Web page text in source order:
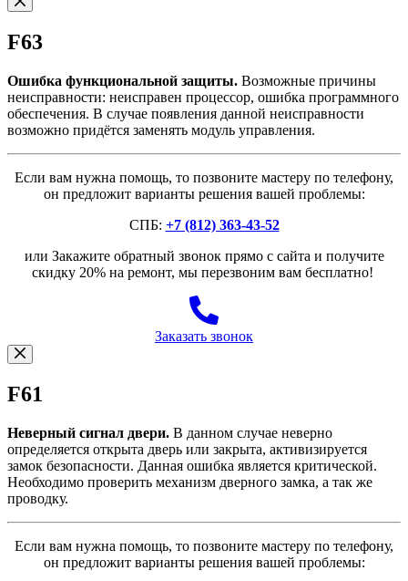
F63
Ошибка функциональной защиты. Возможные причины
неисправности: неисправен процессор, ошибка программного
обеспечения. В случае появления данной неисправности
возможно придётся заменять модуль управления.
Если вам нужна помощь, то позвоните мастеру по телефону,
он предложит варианты решения вашей проблемы:
СПБ: +7 (812) 363-43-52
или Закажите обратный звонок прямо с сайта и получите
скидку 20% на ремонт, мы перезвоним вам бесплатно!
Заказать звонок
F61
Неверный сигнал двери. В данном случае неверно
определяется открыта дверь или закрыта, активизируется
замок безопасности. Данная ошибка является критической.
Необходимо проверить механизм дверного замка, а так же
проводку.
Если вам нужна помощь, то позвоните мастеру по телефону,
он предложит варианты решения вашей проблемы: